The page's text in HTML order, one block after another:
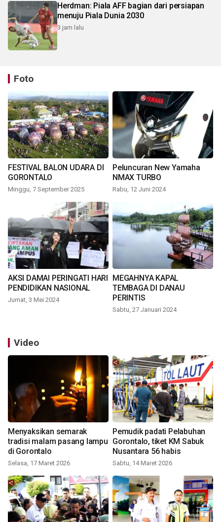
Herdman: Piala AFF bagian dari persiapan
menuju Piala Dunia 2030
3 jam lalu
Foto
FESTIVAL BALON UDARA DI
GORONTALO
Minggu, 7 September 2025
Peluncuran New Yamaha
NMAX TURBO
Rabu, 12 Juni 2024
AKSI DAMAI PERINGATI HARI
PENDIDIKAN NASIONAL
Jumat, 3 Mei 2024
MEGAHNYA KAPAL
TEMBAGA DI DANAU
PERINTIS
Sabtu, 27 Januari 2024
Video
Menyaksikan semarak
tradisi malam pasang lampu
di Gorontalo
Selasa, 17 Maret 2026
Pemudik padati Pelabuhan
Gorontalo, tiket KM Sabuk
Nusantara 56 habis
Sabtu, 14 Maret 2026